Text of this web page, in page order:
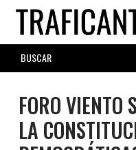
Skip
main
content
SEARCH
FORM
FORO
LA